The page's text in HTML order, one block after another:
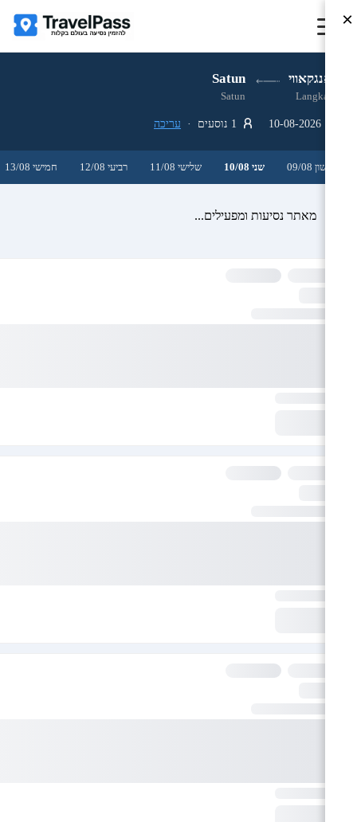
לאנגקאווי Satun
Langkawi
Satun
עריכה
ראשון 09/08 שני 10/08 שלישי 11/08 רביעי 12/08 חמישי 13/08
מאתר נסיעות ומפעילים...
×